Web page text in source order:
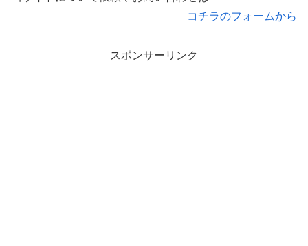
コチラのフォームから
スポンサーリンク